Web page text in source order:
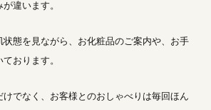
違います。
状態を見ながら、お化粧品のご案内や、お手
おります。
けでなく、お客様とのおしゃべりは毎回ほん